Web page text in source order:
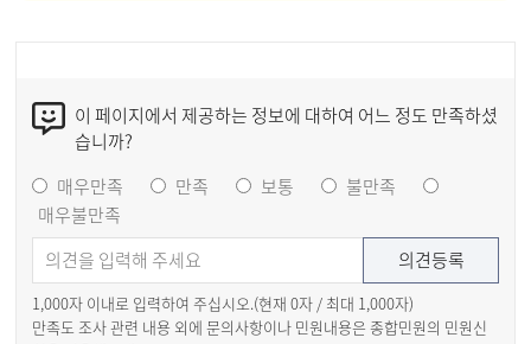
이 페이지에서 제공하는 정보에 대하여 어느 정도 만족하셨
습니까?
매우만족
만족 보통
불만족
매우불만족
1,000자 이내로 입력하여 주십시오.(현재 0자 / 최대 1,000자)
만족도 조사 관련 내용 외에 문의사항이나 민원내용은 종합민원의 민원신